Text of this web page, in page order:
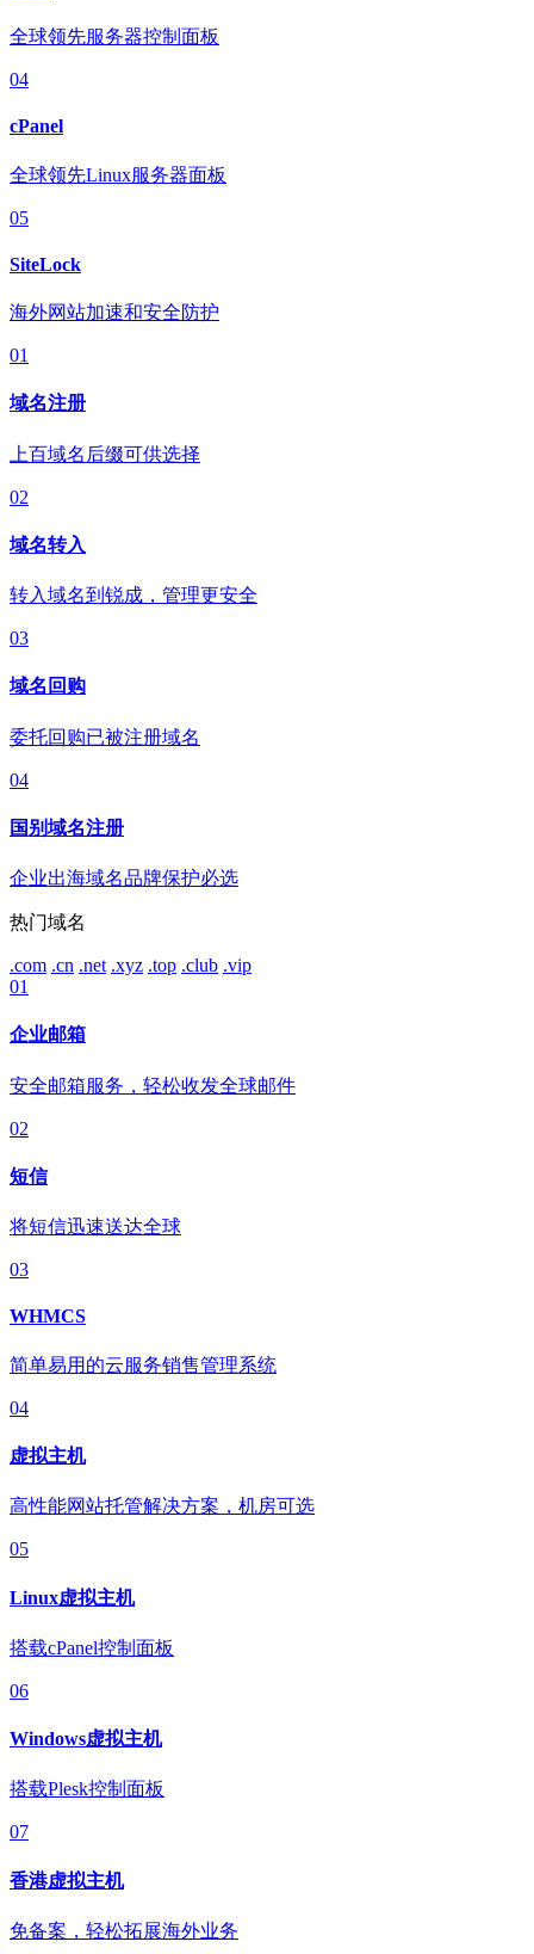
全球领先服务器控制面板
04
cPanel
全球领先Linux服务器面板
05
SiteLock
海外网站加速和安全防护
01
域名注册
上百域名后缀可供选择
02
域名转入
转入域名到锐成，管理更安全
03
域名回购
委托回购已被注册域名
04
国别域名注册
企业出海域名品牌保护必选
热门域名
.com .cn .net .xyz .top .club .vip
01
企业邮箱
安全邮箱服务，轻松收发全球邮件
02
短信
将短信迅速送达全球
03
WHMCS
简单易用的云服务销售管理系统
04
虚拟主机
高性能网站托管解决方案，机房可选
05
Linux虚拟主机
搭载cPanel控制面板
06
Windows虚拟主机
搭载Plesk控制面板
07
香港虚拟主机
免备案，轻松拓展海外业务